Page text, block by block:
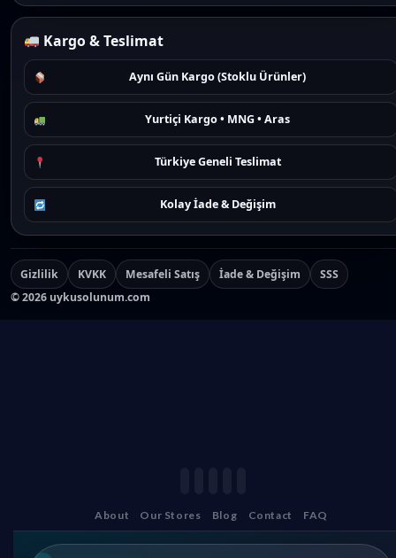
Kargo & Teslimat
Aynı Gün Kargo (Stoklu Ürünler)
Yurtiçi Kargo • MNG • Aras
Türkiye Geneli Teslimat
Kolay İade & Değişim
Gizlilik KVKK Mesafeli Satış İade & Değişim
SSS
©2026 uykusolunum.com
About Our Stores Blog Contact FAQ